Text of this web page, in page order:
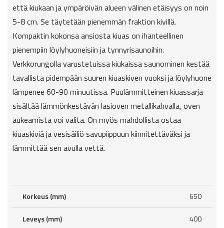
että kiukaan ja ympäröivän alueen välinen etäisyys on noin
5-8 cm. Se täytetään pienemmän fraktion kivillä.
Kompaktin kokonsa ansiosta kiuas on ihanteellinen
pienempiin löylyhuoneisiin ja tynnyrisaunoihin.
Verkkorungolla varustetuissa kiukaissa saunominen kestää
tavallista pidempään suuren kiuaskiven vuoksi ja löylyhuone
lämpenee 60-90 minuutissa. Puulämmitteinen kiuassarja
sisältää lämmönkestävän lasioven metallikahvalla, oven
aukeamista voi valita. On myös mahdollista ostaa
kiuaskiviä ja vesisäiliö savupiippuun kiinnitettäväksi ja
lämmittää sen avulla vettä.
Korkeus (mm) 650
Leveys (mm) 400